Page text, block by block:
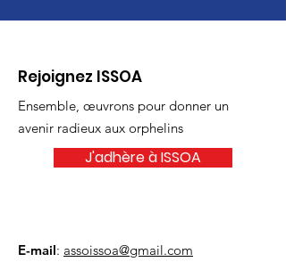
Rejoignez ISSOA
Ensemble, œuvrons pour donner un
avenir radieux aux orphelins
J'adhère à ISSOA
E-mail: assoissoa@gmail.com